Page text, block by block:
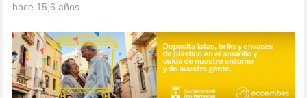
hace 15,6 años.